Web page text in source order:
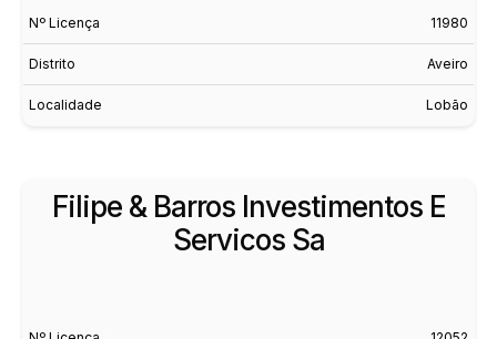
Nº Licença 11980
Distrito Aveiro
Localidade Lobão
Filipe & Barros Investimentos E
Servicos Sa